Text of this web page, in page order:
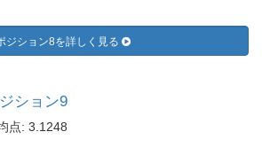
ジション8を詳しく見る
ション9
点: 3.1248